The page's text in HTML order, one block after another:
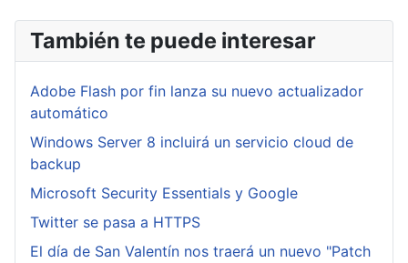
También te puede interesar
Adobe Flash por fin lanza su nuevo actualizador
automático
Windows Server 8 incluirá un servicio cloud de
backup
Microsoft Security Essentials y Google
Twitter se pasa a HTTPS
El día de San Valentín nos traerá un nuevo "Patch